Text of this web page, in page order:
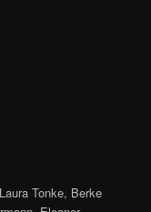
Tonke, Berke